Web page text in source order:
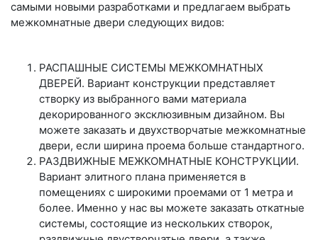
самыми новыми разработками и предлагаем выбрать
межкомнатные двери следующих видов:
РАСПАШНЫЕ СИСТЕМЫ МЕЖКОМНАТНЫХ
ДВЕРЕЙ. Вариант конструкции представляет
створку из выбранного вами материала
декорированного эксклюзивным дизайном. Вы
можете заказать и двухстворчатые межкомнатные
двери, если ширина проема больше стандартного.
РАЗДВИЖНЫЕ МЕЖКОМНАТНЫЕ КОНСТРУКЦИИ.
Вариант элитного плана применяется в
помещениях с широкими проемами от 1 метра и
более. Именно у нас вы можете заказать откатные
системы, состоящие из нескольких створок,